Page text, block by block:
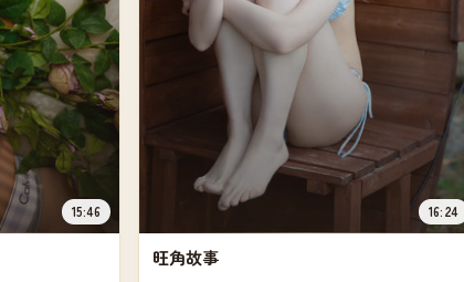
15:46 16:24
旺角故事